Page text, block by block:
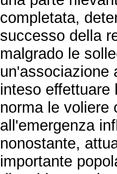
completata,
successo della
malgrado le
un'associazione
inteso effettuare
norma le voliere
all'emergenza
nonostante,
importante